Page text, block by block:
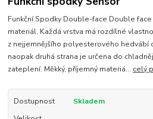
Funkční Spodky Double-face Double
materiál. Každá vrstva má rozdílné
z nejjemnějšího polyesterového hedvábí
naopak druhá strana je určena do
zateplení. Měkký, příjemný materiá... celý
Dostupnost
Skladem